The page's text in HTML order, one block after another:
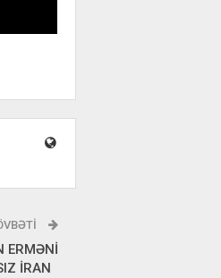
ERMƏNİ
İRAN